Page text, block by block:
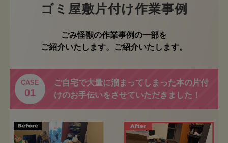
ゴミ屋敷片付け作業事例
ごみ怪獣の作業事例の一部を
ご紹介いたします。ご紹介いたします。
CASE
01
ご自宅で大量に溜まってしまった本の片付
けのお手伝いをさせていただきました！